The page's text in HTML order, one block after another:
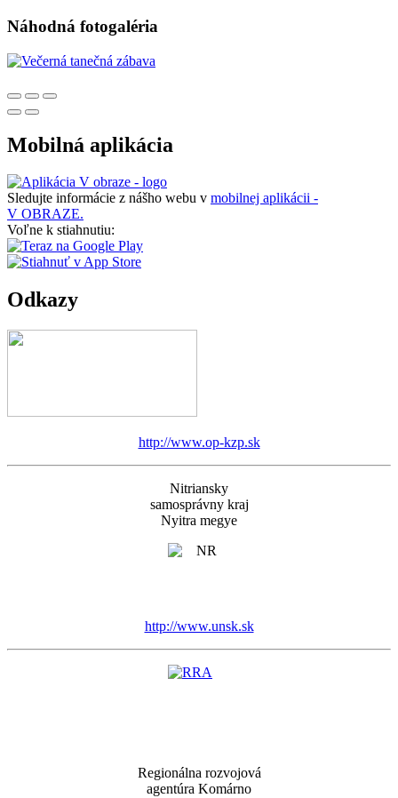
Náhodná fotogaléria
Mobilná aplikácia
Sledujte informácie z nášho webu v mobilnej aplikácii -
V OBRAZE.
Voľne k stiahnutiu:
Odkazy
http://www.op-kzp.sk
Nitriansky
samosprávny kraj
Nyitra megye
http://www.unsk.sk
Regionálna rozvojová
agentúra Komárno